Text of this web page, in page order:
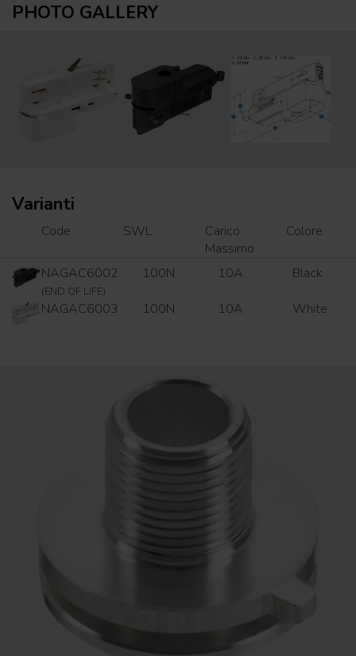
PHOTO GALLERY
Varianti
Code SWL
Carico
Massimo
Colore
NAGAC6002
(END OF LIFE)
100N 10A Black
NAGAC6003 100N 10A White